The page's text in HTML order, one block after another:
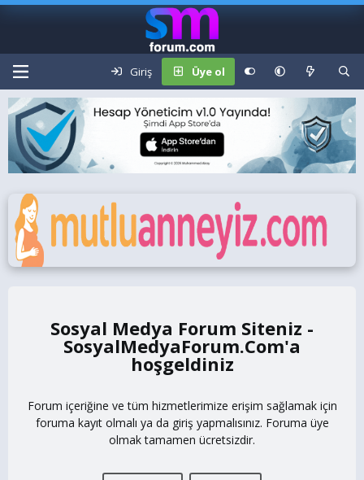
Giriş Üye ol
Sosyal Medya Forum Siteniz -
SosyalMedyaForum.Com
Forum içeriğine ve tüm hizmetlerimize erişim sağlamak için
foruma kayıt olmalı ya da giriş yapmalısınız. Foruma üye
olmak tamamen ücretsizdir.